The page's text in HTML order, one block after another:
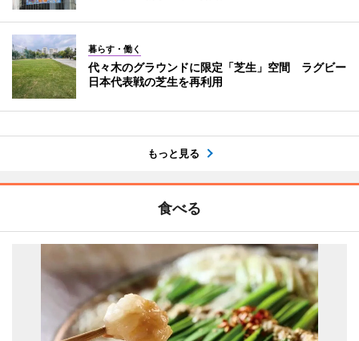
暮らす・働く
代々木のグラウンドに限定「芝生」空間 ラグビー
日本代表戦の芝生を再利用
もっと見る
食べる